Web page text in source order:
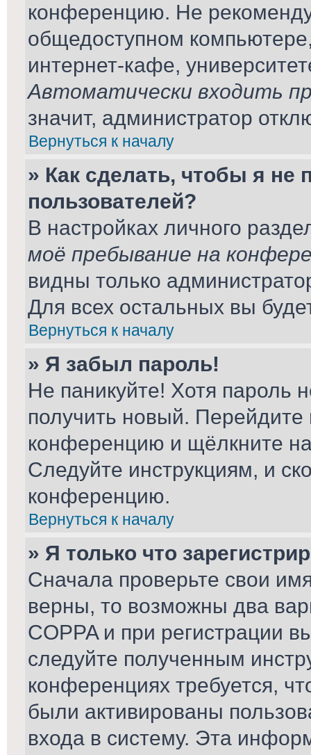
конференцию. Не
общедоступном
интернет-кафе,
Автоматически входить
значит, администратор
Вернуться к началу
» Как сделать, чтобы я не
пользователей?
В настройках личного
моё пребывание на
видны только
Для всех остальных вы
Вернуться к началу
» Я забыл пароль!
Не паникуйте! Хотя пароль
получить новый. Перейдите
конференцию и щёлкните
Следуйте инструкциям, и
конференцию.
Вернуться к началу
» Я только что
Сначала проверьте свои
верны, то возможны два
COPPA и при регистрации
следуйте полученным
конференциях требуется,
были активированы
входа в систему. Эта